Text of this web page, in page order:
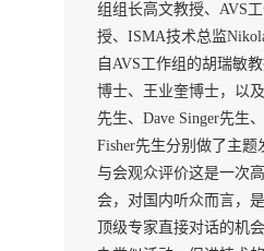
组组长高文教授、AVS
授、ISMA技术总监
自AVS工作组的胡瑞敏
博士、王业奎博士，以
先生、Dave Singer先生
Fisher先生分别做了主题
与会观众评价这是一次
会，对国内听众而言，
顶级专家直接对话的机